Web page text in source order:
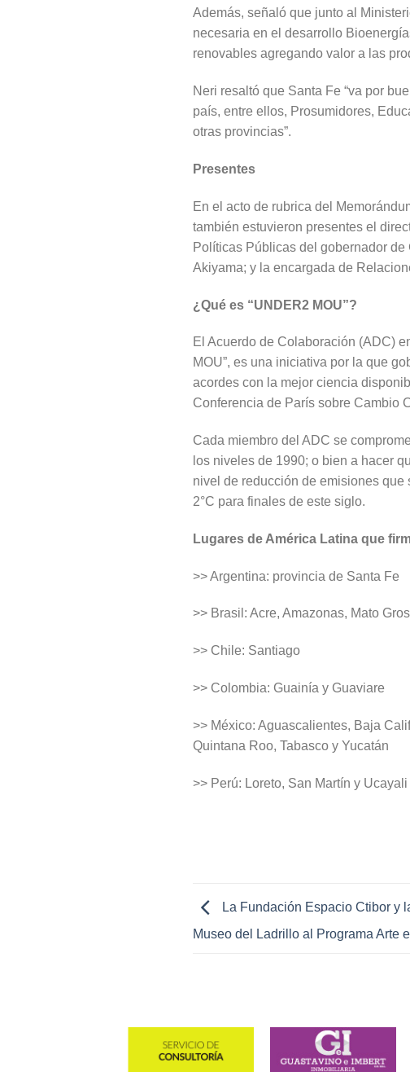
Además, señaló que junto al
necesaria en el desarrollo
renovables agregando valor a las
Neri resaltó que Santa Fe “va por
país, entre ellos, Prosumidores,
otras provincias”.
Presentes
En el acto de rubrica del
también estuvieron presentes el
Políticas Públicas del gobernador
Akiyama; y la encargada de
¿Qué es “UNDER2 MOU”?
El Acuerdo de Colaboración (ADC)
MOU”, es una iniciativa por la que
acordes con la mejor ciencia
Conferencia de París sobre Cambio
Cada miembro del ADC se
los niveles de 1990; o bien a hacer
nivel de reducción de emisiones
2°C para finales de este siglo.
Lugares de América Latina que
>> Argentina: provincia de Santa Fe
>> Brasil: Acre, Amazonas, Mato
>> Chile: Santiago
>> Colombia: Guainía y Guaviare
>> México: Aguascalientes, Baja
Quintana Roo, Tabasco y Yucatán
>> Perú: Loreto, San Martín y Ucayali
La Fundación Espacio Ctibor y
Museo del Ladrillo al Programa Arte